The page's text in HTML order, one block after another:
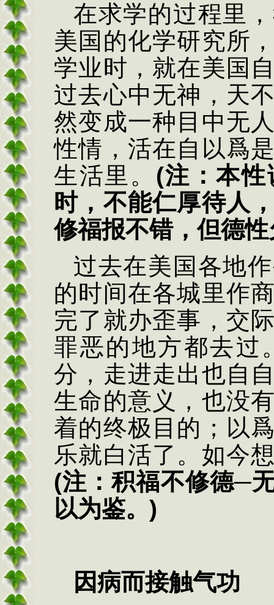
在求学的过程里
美国的化学研究所
学业时，就在美国
过去心中无神，天
然变成一种目中无
性情，活在自以爲
生活里。 (注：本性
时，不能仁厚待人
修福报不错，但德
过去在美国各地
的时间在各城里作
完了就办歪事，交
罪恶的地方都去过
分，走进走出也自
生命的意义，也没
着的终极目的；以
乐就白活了。如今
(注：积福不修德─
以为鉴。 )
因病而接触气功